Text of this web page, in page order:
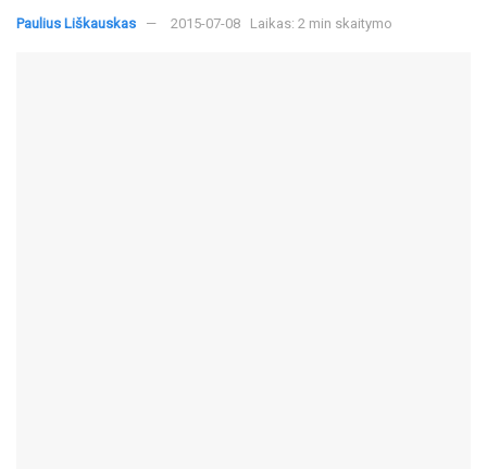
Paulius Liškauskas 2015-07-08 Laikas: 2 min skaitymo